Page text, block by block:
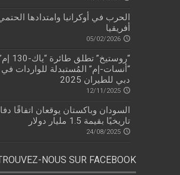
الحرب في أوكرانيا وامتدادها
أفريقيا
05/02/2026
“أنسات-إم” المُستبدلة للواردات
دبي للطيران 2025
12/11/2025
السودان وباكستان يوقعان اتفاقًا
تاريخيًا بقيمة 1.5 مليار دولار
24/08/2025
NOUS SUR FACEBOOK